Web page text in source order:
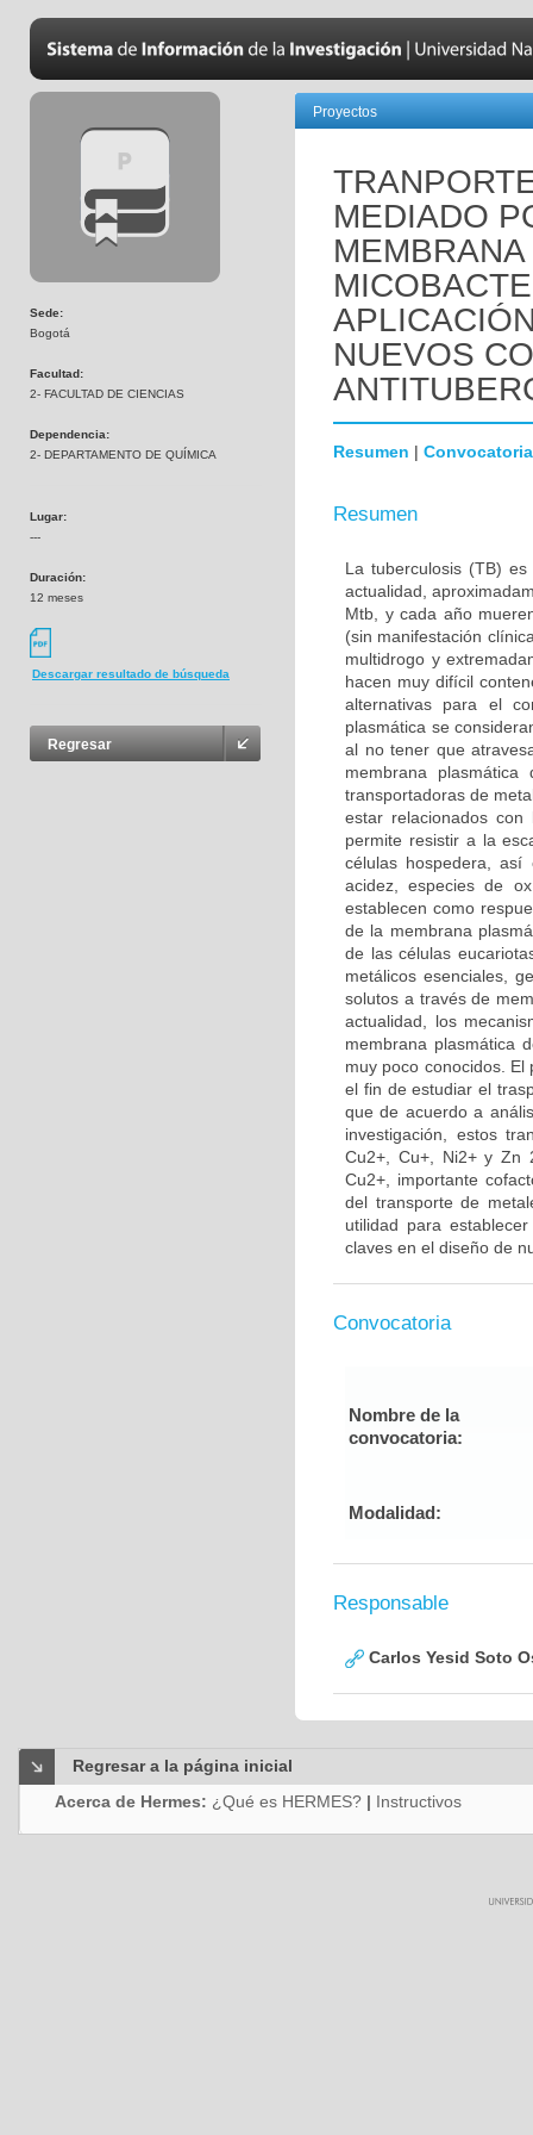
Sede:
Bogotá
Facultad:
2- FACULTAD DE CIENCIAS
Dependencia:
2- DEPARTAMENTO DE QUÍMICA
Lugar:
---
Duración:
12 meses
Descargar resultado de búsqueda
Regresar
Proyectos
MEDIADO
NUEVOS
Resumen | Convocatoria
Resumen
La tuberculosis (TB)
actualidad,
Mtb, y cada año
(sin manifestación
multidrogo y
hacen muy difícil
alternativas para el
plasmática se
al no tener que
membrana
transportadoras de
estar relacionados
permite resistir a la
células hospedera, así
acidez, especies de
establecen como
de la membrana
de las células
metálicos esenciales,
solutos a través de
actualidad, los
membrana plasmática
muy poco conocidos.
el fin de estudiar el
que de acuerdo a
investigación, estos
Cu2+, Cu+, Ni2+ y Zn
Cu2+, importante
del transporte de
utilidad para
claves en el diseño de
Convocatoria
Nombre de la
convocatoria:
Modalidad:
Responsable
Carlos Yesid Soto
Regresar a la página inicial
Acerca de Hermes: ¿Qué es HERMES? | Instructivos